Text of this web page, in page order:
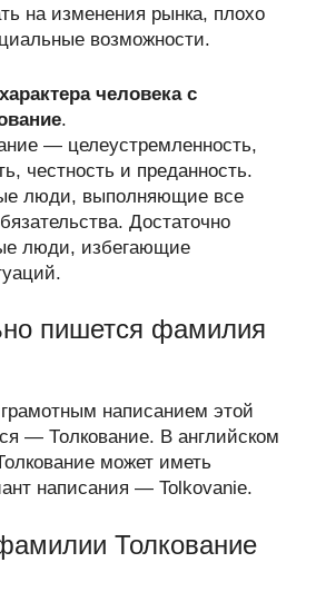
на изменения рынка, плохо
возможности.
человека с
.
— целеустремленность,
честность и преданность.
люди, выполняющие все
Достаточно
люди, избегающие
пишется фамилия
написанием этой
— Толкование. В английском
может иметь
написания — Tolkovanie.
Толкование